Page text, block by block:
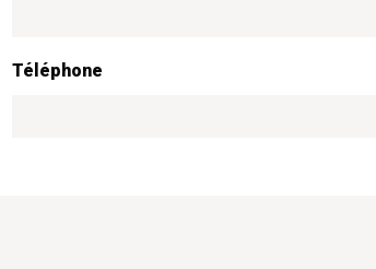
Téléphone